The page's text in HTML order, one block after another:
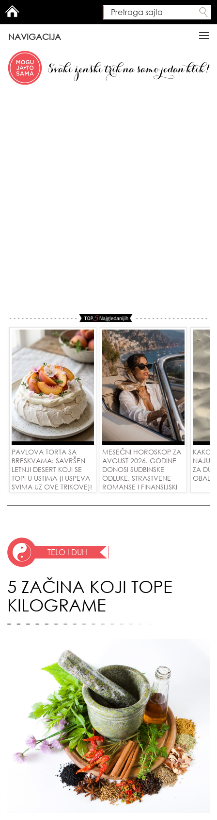
Search form
Pretraga sajta
NAVIGACIJA
PAVLOVA TORTA SA
BRESKVAMA: SAVRŠEN
LETNJI DESERT KOJI SE
TOPI U USTIMA (I USPEVA
SVIMA UZ OVE TRIKOVE)!
MESEČNI HOROSKOP ZA
AVGUST 2026. GODINE
DONOSI SUDBINSKE
ODLUKE, STRASTVENE
ROMANSE I FINANSIJSKI
KAKO
ZA
TELO I DUH
5 ZAČINA KOJI TOPE
KILOGRAME